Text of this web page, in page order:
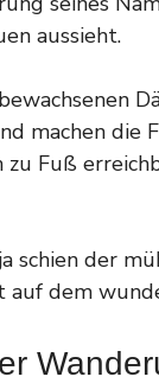
aussieht.
machen die
zu Fuß
schien der
dem